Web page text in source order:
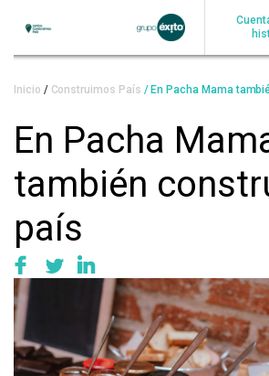
principal
Sobrescribir
de
ayuda
la
navegación
Inicio Construimos País En Pacha Mama
En Pacha
también
país